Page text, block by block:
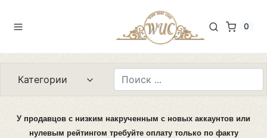
0
Категории
У продавцов с низким накрученным с новых аккаунтов или
нулевым рейтингом требуйте оплату только по факту